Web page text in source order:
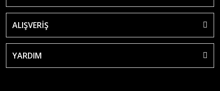
ALIŞVERİŞ
YARDIM